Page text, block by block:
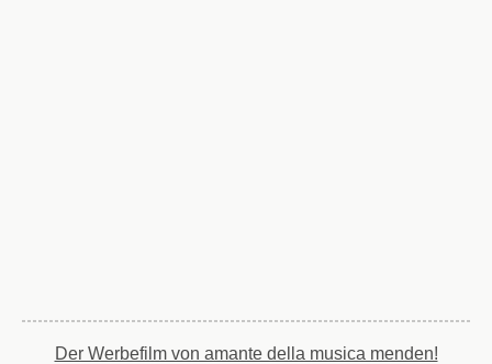
Der Werbefilm von amante della musica menden!